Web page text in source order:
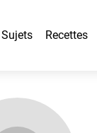
Sujets Recettes